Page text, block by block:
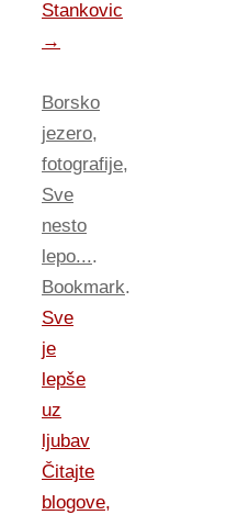
Stankovic
→
Borsko
jezero,
fotografije,
Sve
nesto
lepo....
Bookmark.
Sve
je
lepše
uz
ljubav
Čitajte
blogove,